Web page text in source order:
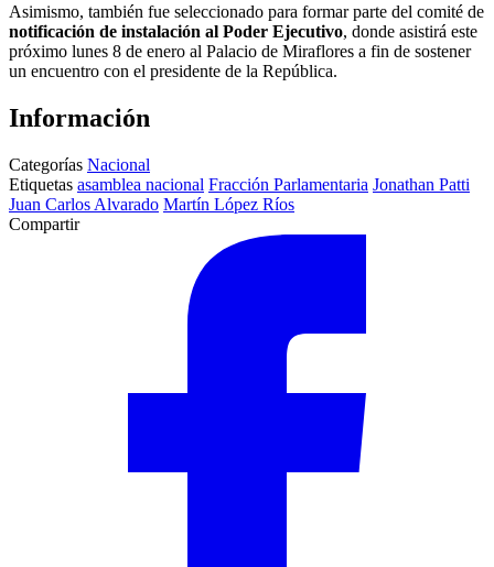
Asimismo, también fue seleccionado para formar parte del comité de
notificación de instalación al Poder Ejecutivo, donde asistirá este
próximo lunes 8 de enero al Palacio de Miraflores a fin de sostener
un encuentro con el presidente de la República.
Información
Categorías Nacional
Etiquetas asamblea nacional Fracción Parlamentaria Jonathan Patti
Juan Carlos Alvarado Martín López Ríos
Compartir